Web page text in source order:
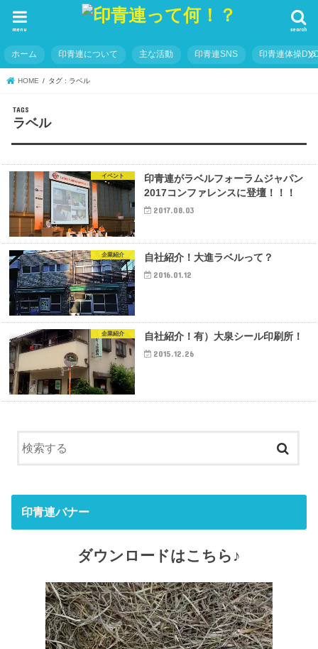
search
menu
ホーム 印青連について 主な活動 印青連SNS 印青連体操
HOME タグ : ラベル
ラベル
イベント
印青連がラベルフォーラムジャパン
2017コンファレンスに登壇！！！
2017.08.03
企業紹介 自社紹介！大進ラベルって？
2016.01.12
企業紹介 自社紹介！有）大泉シール印刷所！
2015.12.26
印青連バナー
ダウンロードはこちら♪